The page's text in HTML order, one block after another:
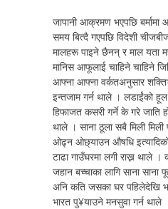
जापानी आक्रमण भएपछि बर्मामा
समय बित्दै गएपछि विदेशी
मालहरू पाइने छैनन् र माल यता
मानिस आफूलाई चाहिने चाहिने
आफ्ना आफ्ना वर्कतअनुसार
इन्तजाम गर्न थाले । लडाईंको
हिफाजत कसरी गर्ने के गरे जाति
थाले । साना ठूला सबै मिली
ओढ्न ओछ्याउन औषधि
टाढा गाउँघरमा लगी राख्न थाले
जहान बच्चाका लागि साना
अनि कति जसका घर पहिलेदेखि
भारत पु¥याउने मनसुवा गर्न थाले